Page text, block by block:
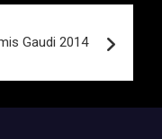
Gaudi 2014